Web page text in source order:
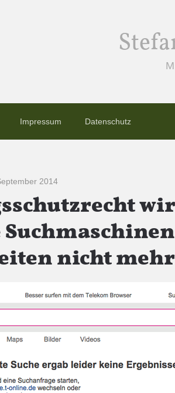
Impressum Datenschutz
2014
nicht